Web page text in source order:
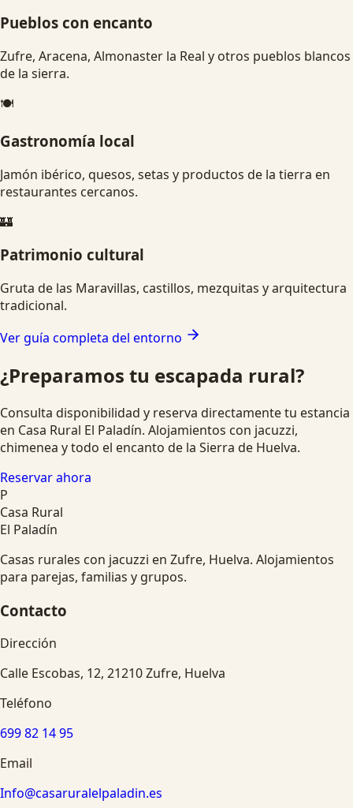
Pueblos con encanto
Zufre, Aracena, Almonaster la Real y otros pueblos blancos
de la sierra.
🍽️
Gastronomía local
Jamón ibérico, quesos, setas y productos de la tierra en
restaurantes cercanos.
🏰
Patrimonio cultural
Gruta de las Maravillas, castillos, mezquitas y arquitectura
tradicional.
Ver guía completa del entorno
¿Preparamos tu escapada rural?
Consulta disponibilidad y reserva directamente tu estancia
en Casa Rural El Paladín. Alojamientos con jacuzzi,
chimenea y todo el encanto de la Sierra de Huelva.
Reservar ahora
P
Casa Rural
El Paladín
Casas rurales con jacuzzi en Zufre, Huelva. Alojamientos
para parejas, familias y grupos.
Contacto
Dirección
Calle Escobas, 12, 21210 Zufre, Huelva
Teléfono
699 82 14 95
Email
Info@casaruralelpaladin.es